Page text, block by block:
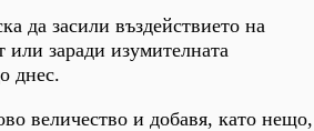
да засили въздействието на
заради изумителната
днес.
величество и добавя, като нещо,